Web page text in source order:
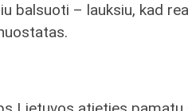
balsuoti – lauksiu, kad